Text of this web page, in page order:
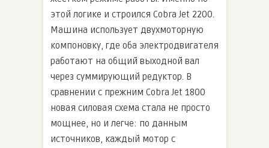
этой логике и строился Cobra Jet 2200.
Машина использует двухмоторную
компоновку, где оба электродвигателя
работают на общий выходной вал
через суммирующий редуктор. В
сравнении с прежним Cobra Jet 1800
новая силовая схема стала не просто
мощнее, но и легче: по данным
источников, каждый мотор с